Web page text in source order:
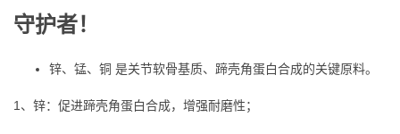
守护者！
锌、锰、铜 是关节软骨基质、蹄壳角蛋白合成的关键原料。
1、锌：促进蹄壳角蛋白合成，增强耐磨性；